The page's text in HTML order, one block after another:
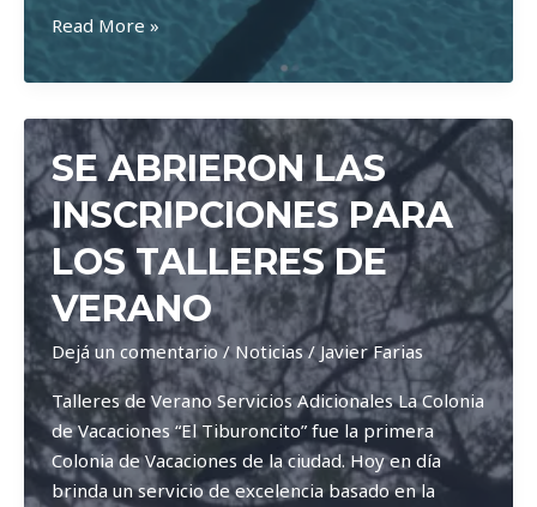
abierta
inscripción
para
los
abonos
de
pileta
Read More »
SE ABRIERON LAS
INSCRIPCIONES PARA
LOS TALLERES DE
VERANO
Dejá un comentario /Noticias/ Javier Farias
Talleres de Verano Servicios Adicionales La Colonia
de Vacaciones “El Tiburoncito” fue la primera
Colonia de Vacaciones de la ciudad. Hoy en día
brinda un servicio de excelencia basado en la